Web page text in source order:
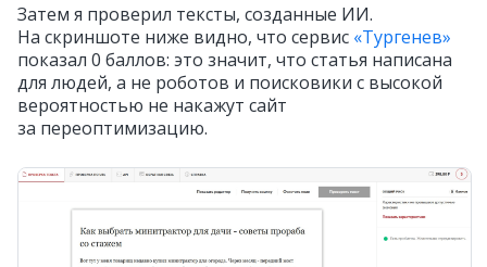
Затем я проверил тексты, созданные ИИ.
На скриншоте ниже видно, что сервис «Тургенев»
показал 0 баллов: это значит, что статья написана
для людей, а не роботов и поисковики с высокой
вероятностью не накажут сайт
за переоптимизацию.